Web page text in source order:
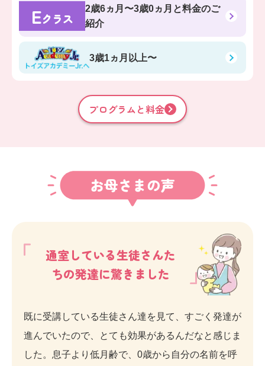
Eクラス
2歳6ヵ月〜3歳0ヵ月 と料金のご
紹介
3歳1ヵ月以上〜
プログラムと料金
お母さまの声
通室している生徒さんた
ちの発達に驚きました
既に受講している生徒さん達を見て、すごく発達が
進んでいたので、とても効果があるんだなと感じま
した。息子より低月齢で、0歳から自分の名前を呼